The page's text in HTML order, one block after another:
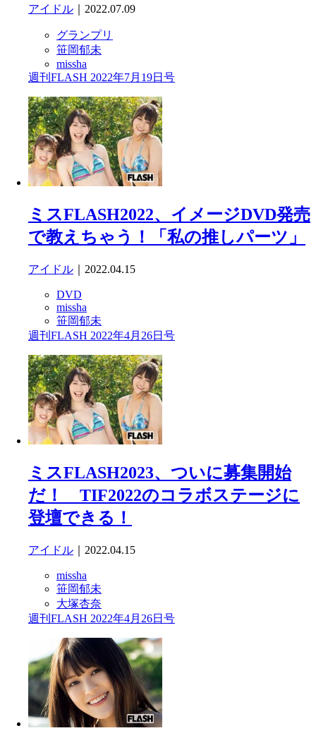
アイドル ｜2022.07.09
グランプリ
笹岡郁未
missha
週刊FLASH 2022年7月19日号
ミスFLASH2022、イメージDVD発売
で教えちゃう！「私の推しパーツ」
アイドル ｜2022.04.15
DVD
missha
笹岡郁未
週刊FLASH 2022年4月26日号
ミスFLASH2023、ついに募集開始
だ！ TIF2022のコラボステージに
登壇できる！
アイドル ｜2022.04.15
missha
笹岡郁未
大塚杏奈
週刊FLASH 2022年4月26日号